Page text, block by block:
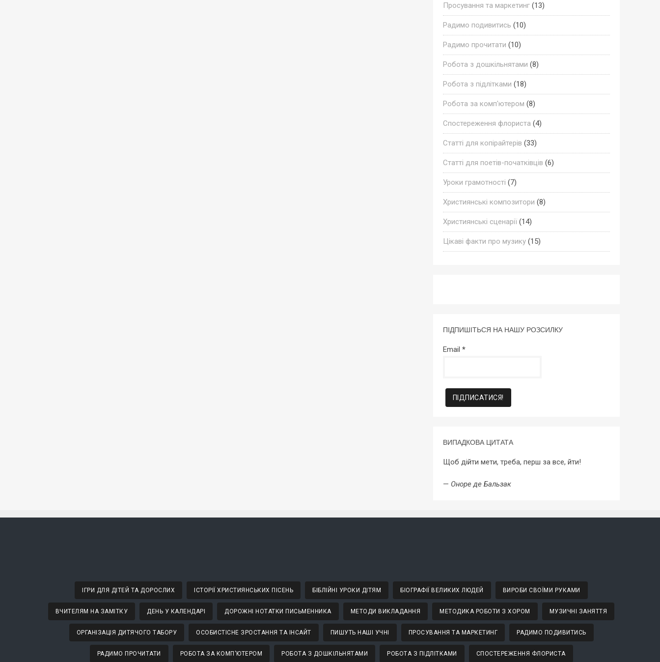
Просування та маркетинг(13)
Радимо подивитись (10)
Радимо прочитати (10)
Робота з дошкільнятами (8)
Робота з підлітками (18)
Робота за комп'ютером (8)
Спостереження флориста (4)
Статті для копірайтерів (33)
Статті для поетів-початківців (6)
Уроки грамотності (7)
Християнські композитори (8)
Християнські сценарії(14)
Цікаві факти про музику(15)
ПІДПИШІТЬСЯ НА НАШУ РОЗСИЛКУ
Email *
ВИПАДКОВА ЦИТАТА
Щоб дійти мети, треба, перш за все, йти!
— Оноре де Бальзак
ІГРИ ДЛЯ ДІТЕЙ ТА ДОРОСЛИХ ІСТОРІЇ ХРИСТИЯНСЬКИХ ПІСЕНЬ БІБЛІЙНІ УРОКИ ДІТЯМ БІОГРАФІЇ ВЕЛИКИХ ЛЮДЕЙ ВИРОБИ СВОЇМИ РУКАМИ
ВЧИТЕЛЯМ НА ЗАМІТКУ ДЕНЬ У КАЛЕНДАРІ ДОРОЖНІ НОТАТКИ ПИСЬМЕННИКА МЕТОДИ ВИКЛАДАННЯ МЕТОДИКА РОБОТИ З ХОРОМ МУЗИЧНІ ЗАНЯТТЯ
ОРГАНІЗАЦІЯ ДИТЯЧОГО ТАБОРУ ОСОБИСТІСНЕ ЗРОСТАННЯ ТА ІНСАЙТ ПИШУТЬ НАШІ УЧНІ ПРОСУВАННЯ ТА МАРКЕТИНГ РАДИМО ПОДИВИТИСЬ
РАДИМО ПРОЧИТАТИ РОБОТА ЗА КОМП'ЮТЕРОМ РОБОТА З ДОШКІЛЬНЯТАМИ РОБОТА З ПІДЛІТКАМИ СПОСТЕРЕЖЕННЯ ФЛОРИСТА